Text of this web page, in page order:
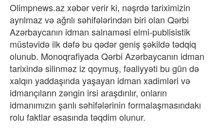
Olimpnews.az xəbər verir ki, nəşrdə tariximizin
ayrılmaz və ağrılı səhifələrindən biri olan Qərbi
Azərbaycanın idman salnaməsi elmi-publisistik
müstəvidə ilk dəfə bu qədər geniş şəkildə tədqiq
olunub. Monoqrafiyada Qərbi Azərbaycanın idman
tarixində silinməz iz qoymuş, fəaliyyəti bu gün də
xalqın yaddaşında yaşayan idman xadimləri və
idmançıların zəngin irsi araşdırılır, onların
idmanımızın şanlı səhifələrinin formalaşmasındakı
rolu faktlar əsasında təqdim olunur.